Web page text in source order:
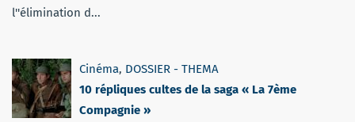
l''élimination d...
Cinéma, DOSSIER - THEMA
10 répliques cultes de la saga « La 7ème
Compagnie »